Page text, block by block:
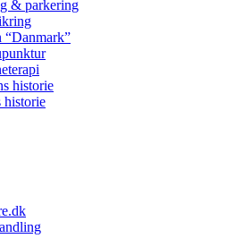
& parkering
“Danmark”
historie
historie